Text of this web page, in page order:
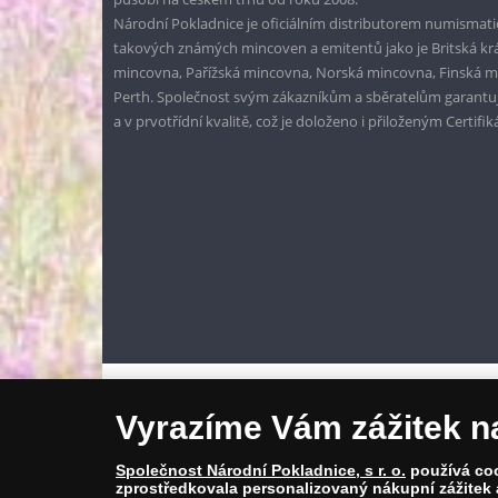
Národní Pokladnice je oficiálním distributorem
takových známých mincoven a emitentů jako je Britská
mincovna, Pařížská mincovna, Norská mincovna, Finská
Perth. Společnost svým zákazníkům a sběratelům
a v prvotřídní kvalitě, což je doloženo i přiloženým
Vyrazíme Vám zážitek
Společnost Národní Pokladnice, s r. o. používá
zprostředkovala personalizovaný nákupní zážitek